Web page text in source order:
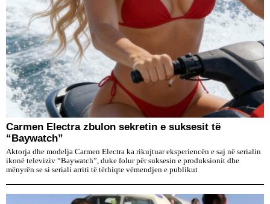
Carmen Electra zbulon sekretin e suksesit të
“Baywatch”
Aktorja dhe modelja Carmen Electra ka rikujtuar eksperiencën e saj në serialin
ikonë televiziv “Baywatch”, duke folur për suksesin e produksionit dhe
mënyrën se si seriali arriti të tërhiqte vëmendjen e publikut